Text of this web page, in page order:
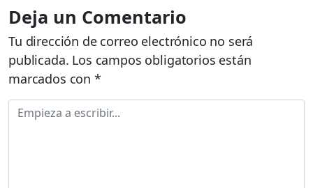
Deja un Comentario
Tu dirección de correo electrónico no será
publicada. Los campos obligatorios están
marcados con *